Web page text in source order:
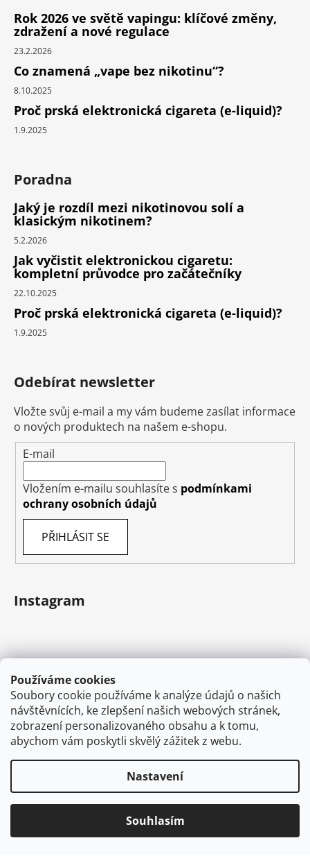
Používáme cookies
Soubory cookie používáme k analýze údajů o našich
návštěvnících, ke zlepšení našich webových stránek,
zobrazení personalizovaného obsahu a k tomu,
abychom vám poskytli skvělý zážitek z webu.
Nastavení
Souhlasím
Rok 2026 ve světě vapingu: klíčové změny,
zdražení a nové regulace
23.2.2026
Co znamená „vape bez nikotinu“?
8.10.2025
Proč prská elektronická cigareta (e-liquid)?
1.9.2025
Poradna
Jaký je rozdíl mezi nikotinovou solí a
klasickým nikotinem?
5.2.2026
Jak vyčistit elektronickou cigaretu:
kompletní průvodce pro začátečníky
22.10.2025
Proč prská elektronická cigareta (e-liquid)?
1.9.2025
Odebírat newsletter
Vložte svůj e-mail a my vám budeme zasílat informace
o nových produktech na našem e-shopu.
E-mail
Vložením e-mailu souhlasíte s podmínkami
ochrany osobních údajů
PŘIHLÁSIT SE
Instagram
Sledovat na Instagramu
Vytvořil Shoptet